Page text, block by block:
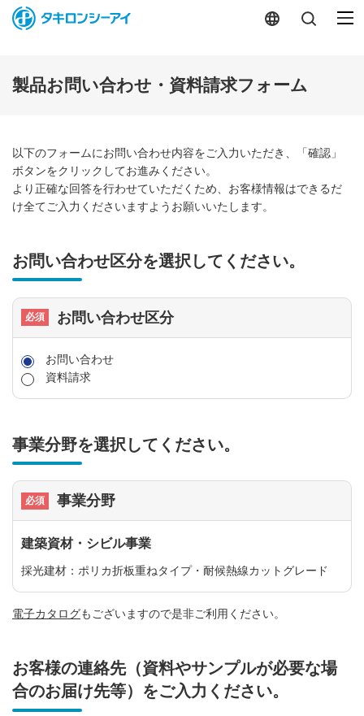
製品お問い合わせ・資料請求フォーム
以下のフォームにお問い合わせ内容をご入力いただき、「確認」
ボタンをクリックしてお進みください。
より正確な回答を行わせていただくため、お客様情報はできるだ
け全てご入力くださいますようお願いいたします。
お問い合わせ区分を選択してください。
お問い合わせ区分
お問い合わせ
資料請求
事業分野を選択してください。
事業分野
建築資材・シビル事業
採光建材：ポリカ折板重ねタイプ・耐候熱線カットグレード
電子カタログもございますので是非ご利用ください。
お客様の連絡先（資料やサンプルが必要な場
合のお届け先等）をご入力ください。